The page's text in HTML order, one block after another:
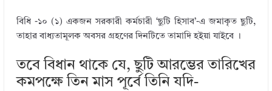
বিধি -১০ (১) একজন সরকারী কর্মচারী ‘ছুটি হিসাব’-এ জমাকৃত ছুটি,
তাহার বাধ্যতামূলক অবসর গ্রহণের দিনটিতে তামাদি হইয়া যাইবে ।
তবে বিধান থাকে যে, ছুটি আরম্ভের তারিখের
কমপক্ষে তিন মাস পূর্বে তিনি যদি-